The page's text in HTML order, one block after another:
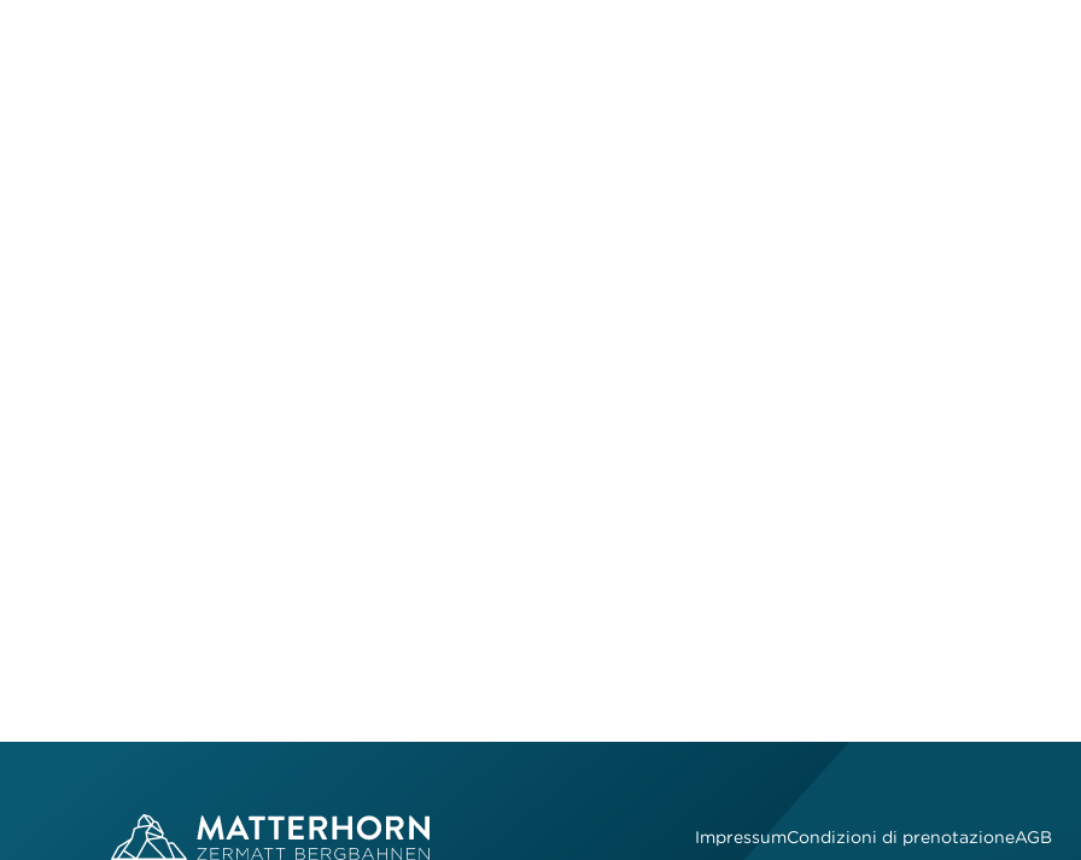
ImpressumCondizioni di prenotazioneAGB